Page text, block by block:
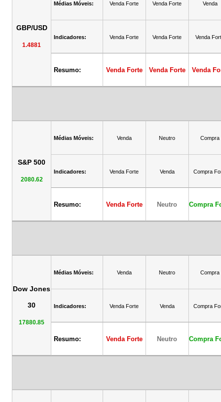
GBP/USD
1.4881
Médias Móveis: Venda Forte Venda Forte Venda
Indicadores: Venda Forte Venda Forte Venda
Resumo: Venda Forte Venda Forte Venda
S&P 500
2080.62
Médias Móveis: Venda Neutro Compra
Indicadores: Venda Forte Venda Compra
Resumo: Venda Forte Neutro Compra
Dow Jones
30
17880.85
Médias Móveis: Venda Neutro Compra
Indicadores: Venda Forte Venda Compra
Resumo: Venda Forte Neutro Compra